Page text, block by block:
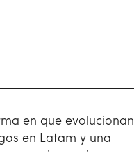
en que evolucionan
en Latam y una